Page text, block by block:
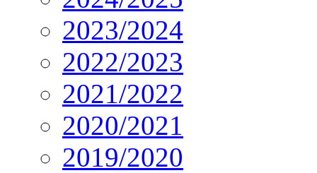
2023/2024
2022/2023
2021/2022
2020/2021
2019/2020